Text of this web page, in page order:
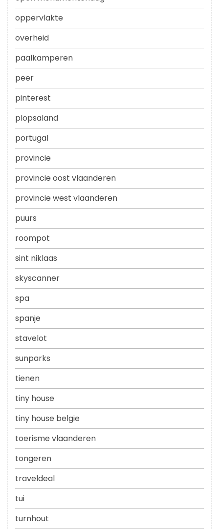
oppervlakte
overheid
paalkamperen
peer
pinterest
plopsaland
portugal
provincie
provincie oost vlaanderen
provincie west vlaanderen
puurs
roompot
sint niklaas
skyscanner
spa
spanje
stavelot
sunparks
tienen
tiny house
tiny house belgie
toerisme vlaanderen
tongeren
traveldeal
tui
turnhout